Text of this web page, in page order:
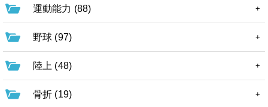
運動能力 (88)
野球 (97)
陸上 (48)
骨折 (19)